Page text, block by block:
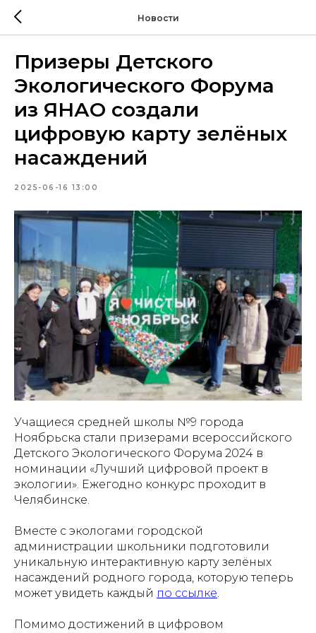
Новости
Призеры Детского
Экологического Форума
из ЯНАО создали
цифровую карту зелёных
насаждений
2025-06-16 13:00
Учащиеся средней школы №9 города
Ноябрьска стали призерами всероссийского
Детского Экологического Форума 2024 в
номинации «Лучший цифровой проект в
экологии». Ежегодно конкурс проходит в
Челябинске.
Вместе с экологами городской
администрации школьники подготовили
уникальную интерактивную карту зелёных
насаждений родного города, которую теперь
может увидеть каждый по ссылке
Помимо достижений в цифровом